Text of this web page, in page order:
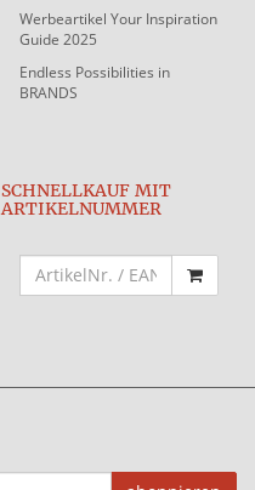
Werbeartikel Your Inspiration
Guide 2025
Endless Possibilities in
BRANDS
SCHNELLKAUF MIT
ARTIKELNUMMER